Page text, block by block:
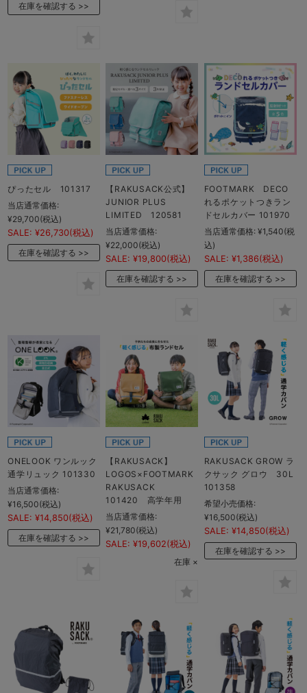
在庫を確認する
ぴったセル 101317
当店通常価格:
¥29,700(税込)
SALE: ¥26,730(税込)
在庫を確認する
【RAKUSACK公式】
JUNIOR PLUS
LIMITED 120581
当店通常価格:
¥22,000(税込)
SALE: ¥19,800(税込)
在庫を確認する
FOOTMARK DECO
れるポケットつきラン
ドセルカバー 101970
当店通常価格: ¥1,540(税
込)
SALE: ¥1,386(税込)
在庫を確認する
ONELOOK ワンルック
通学リュック 101330
当店通常価格:
¥16,500(税込)
SALE: ¥14,850(税込)
在庫を確認する
【RAKUSACK】
LOGOS×FOOTMARK
RAKUSACK
101420 高学年用
当店通常価格:
¥21,780(税込)
SALE: ¥19,602(税込)
在庫 ×
RAKUSACK GROW ラ
クサック グロウ 30L
101358
希望小売価格:
¥16,500(税込)
SALE: ¥14,850(税込)
在庫を確認する